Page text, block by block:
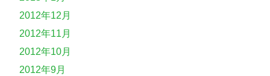
2012年12月
2012年11月
2012年10月
2012年9月